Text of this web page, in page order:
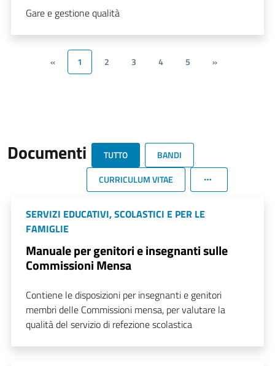
Gare e gestione qualità
« 1 2 3 4 5 »
Documenti TUTTO
BANDI
CURRICULUM VITAE
SERVIZI EDUCATIVI, SCOLASTICI E PER LE
FAMIGLIE
Manuale per genitori e insegnanti sulle
Commissioni Mensa
Contiene le disposizioni per insegnanti e genitori
membri delle Commissioni mensa, per valutare la
qualità del servizio di refezione scolastica